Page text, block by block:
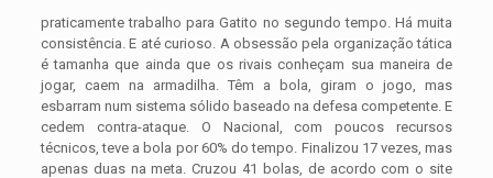
praticamente trabalho para Gatito no segundo tempo. Há muita
consistência. E até curioso. A obsessão pela organização tática
é tamanha que ainda que os rivais conheçam sua maneira de
jogar, caem na armadilha. Têm a bola, giram o jogo, mas
esbarram num sistema sólido baseado na defesa competente. E
cedem contra-ataque. O Nacional, com poucos recursos
técnicos, teve a bola por 60% do tempo. Finalizou 17 vezes, mas
apenas duas na meta. Cruzou 41 bolas, de acordo com o site